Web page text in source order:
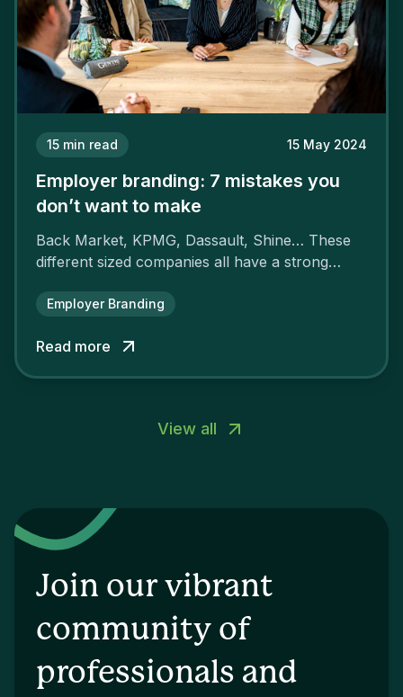
15 min read 15 May 2024
Employer branding: 7 mistakes you
don’t want to make
Back Market, KPMG, Dassault, Shine… These
different sized companies all have a strong
attractiveness and loyalty and makes their
Employer Branding
Read more
View all
Join our vibrant
community of
professionals and